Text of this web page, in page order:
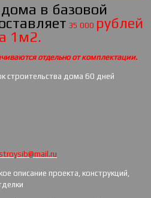
в базовой
35 000 рублей
1м2.
отдельно от комплектации.
строительства дома 60 дней
описание проекта, конструкций,